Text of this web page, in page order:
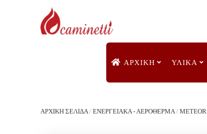
ΑΡΧΙΚΉ ΥΛΙΚΑ
ΑΡΧΙΚΉ ΣΕΛΊΔΑ / ΕΝΕΡΓΕΙΑΚΆ - ΑΕΡΌΘΕΡΜΑ / METEOR